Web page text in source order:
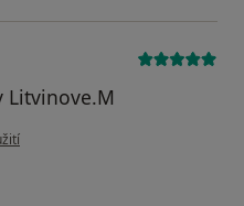
Litvinove.M
Pacient